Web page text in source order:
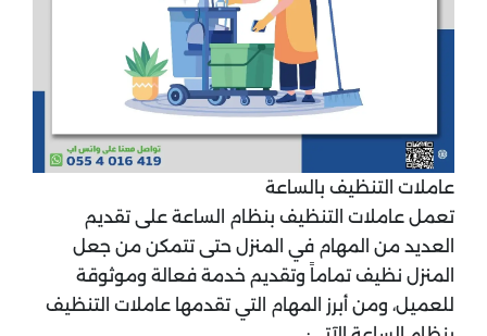
عاملات التنظيف بالساعة
تعمل عاملات التنظيف بنظام الساعة على تقديم
العديد من المهام في المنزل حتى تتمكن من جعل
المنزل نظيف تماماً وتقديم خدمة فعالة وموثوقة
للعميل، ومن أبرز المهام التي تقدمها عاملات التنظيف